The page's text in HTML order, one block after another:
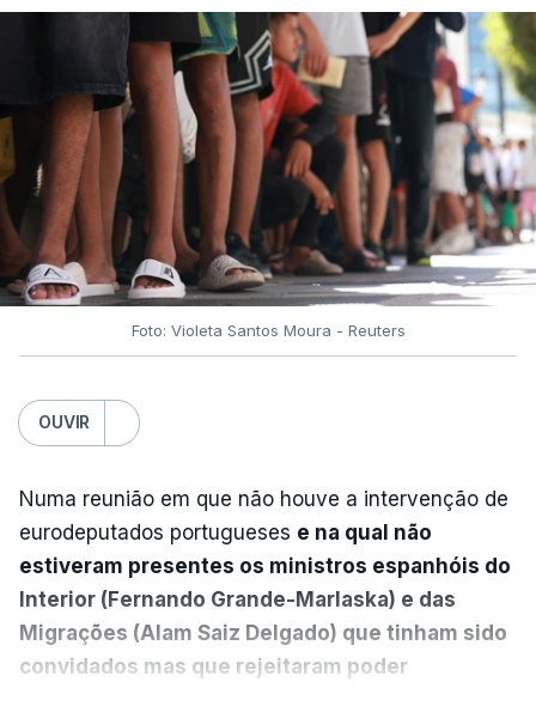
Foto: Violeta Santos Moura - Reuters
OUVIR
Numa reunião em que não houve a intervenção de
eurodeputados portugueses e na qual não
estiveram presentes os ministros espanhóis do
Interior (Fernando Grande-Marlaska) e das
Migrações (Alam Saiz Delgado) que tinham sido
convidados mas que rejeitaram poder